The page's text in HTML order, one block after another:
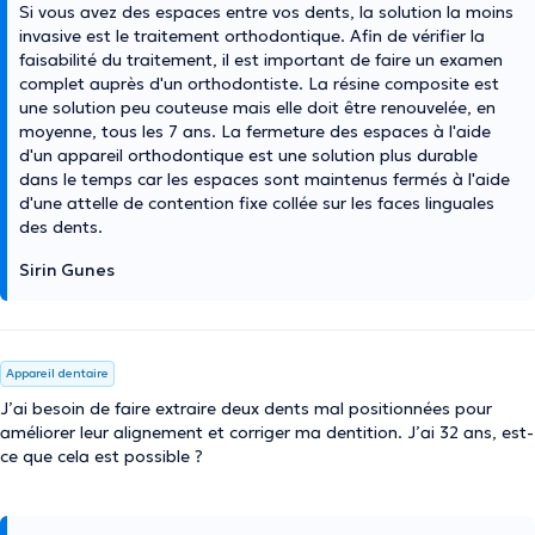
Si vous avez des espaces entre vos dents, la solution la moins
invasive est le traitement orthodontique. Afin de vérifier la
faisabilité du traitement, il est important de faire un examen
complet auprès d'un orthodontiste. La résine composite est
une solution peu couteuse mais elle doit être renouvelée, en
moyenne, tous les 7 ans. La fermeture des espaces à l'aide
d'un appareil orthodontique est une solution plus durable
dans le temps car les espaces sont maintenus fermés à l'aide
d'une attelle de contention fixe collée sur les faces linguales
des dents.
Sirin Gunes
Appareil dentaire
J’ai besoin de faire extraire deux dents mal positionnées pour
améliorer leur alignement et corriger ma dentition. J’ai 32 ans, est-
ce que cela est possible ?